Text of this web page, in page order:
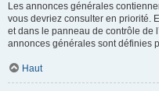
Les annonces générales
vous devriez consulter en priorité.
et dans le panneau de contrôle de
annonces générales sont définies
Haut